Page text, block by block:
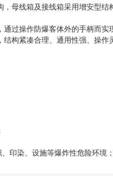
母线箱及接线箱采用增安型结
过操作防爆客体外的手柄而实
构紧凑合理、通用性强、操作
印染、设施等爆炸性危险环境；